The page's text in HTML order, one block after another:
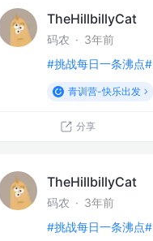
TheHillbillyCat
码农 · 3年前
#挑战每日一条沸点#
青训营-快乐出发
分享
TheHillbillyCat
码农 · 3年前
#挑战每日一条沸点#